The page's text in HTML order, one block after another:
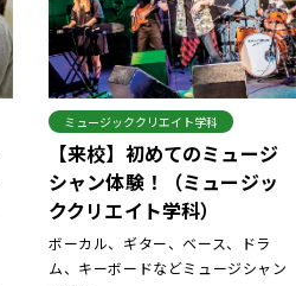
ミュージッククリエイト学科
【来校】初めてのミュージ
シャン体験！（ミュージッ
ククリエイト学科）
ボーカル、ギター、ベース、ドラ
ム、キーボードなどミュージシャン